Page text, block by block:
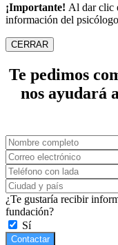
¡Importante! Al dar clic
información del
CERRAR
Te pedimos
nos ayudará
¿Te gustaría recibir
fundación?
Sí
Contactar